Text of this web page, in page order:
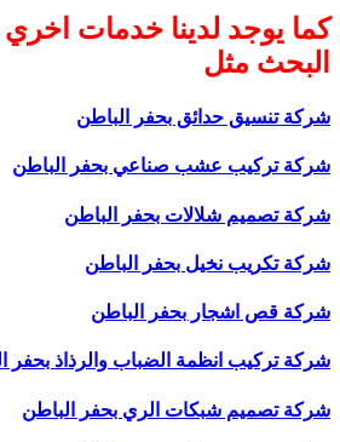
كما يوجد لدينا خدمات اخري
البحث مثل
شركة تنسيق حدائق بحفر الباطن
شركة تركيب عشب صناعي بحفر الباطن
شركة تصميم شلالات بحفر الباطن
شركة تكريب نخيل بحفر الباطن
شركة قص اشجار بحفر الباطن
شركة تركيب انظمة الضباب والرذاذ بحفر
شركة تصميم شبكات الري بحفر الباطن